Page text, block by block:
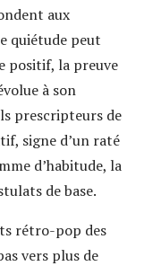
aux
quiétude peut
positif, la preuve
à son
prescripteurs de
signe d’un raté
d’habitude, la
de base.
rétro-pop des
vers plus de